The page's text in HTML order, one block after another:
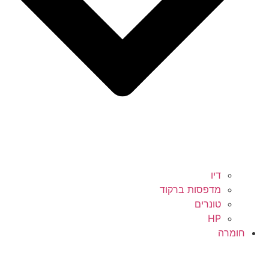
דיו
מדפסות ברקוד
טונרים
HP
חומרה